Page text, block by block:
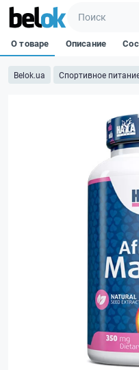
Belok.ua Спортивное
О товаре Описание